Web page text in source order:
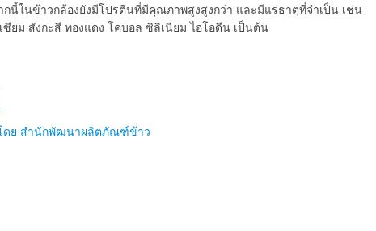
นี้ในข้าวกล้องยังมีโปรตีนที่มีคุณภาพสูงสูงกว่า และมีแร่ธาตุที่จำเป็น เช่น
ซียม สังกะสี ทองแดง โคบอล ซิลิเนียม ไอโอดีน เป็นต้น
ดย สำนักพัฒนาผลิตภัณฑ์ข้าว